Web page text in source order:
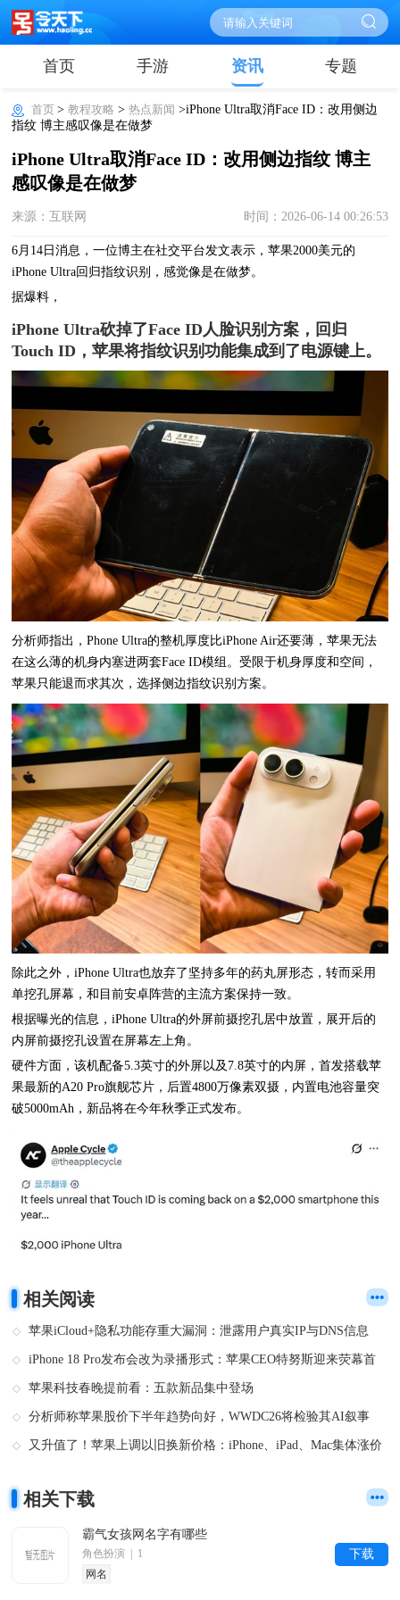
首页 手游 资讯 专题
首页>教程攻略 >热点新闻 >iPhone Ultra取消Face ID：改用侧边
指纹 博主感叹像是在做梦
iPhone Ultra取消Face ID：改用侧边指纹 博主
感叹像是在做梦
来源：互联网 时间：2026-06-14 00:26:53
6月14日消息，一位博主在社交平台发文表示，苹果2000美元的
iPhone Ultra回归指纹识别，感觉像是在做梦。
据爆料，
iPhone Ultra砍掉了Face ID人脸识别方案，回归
Touch ID，苹果将指纹识别功能集成到了电源键上。
分析师指出，Phone Ultra的整机厚度比iPhone Air还要薄，苹果无法
在这么薄的机身内塞进两套Face ID模组。受限于机身厚度和空间，
苹果只能退而求其次，选择侧边指纹识别方案。
除此之外，iPhone Ultra也放弃了坚持多年的药丸屏形态，转而采用
单挖孔屏幕，和目前安卓阵营的主流方案保持一致。
根据曝光的信息，iPhone Ultra的外屏前摄挖孔居中放置，展开后的
内屏前摄挖孔设置在屏幕左上角。
硬件方面，该机配备5.3英寸的外屏以及7.8英寸的内屏，首发搭载苹
果最新的A20 Pro旗舰芯片，后置4800万像素双摄，内置电池容量突
破5000mAh，新品将在今年秋季正式发布。
相关阅读
苹果iCloud+隐私功能存重大漏洞：泄露用户真实IP与DNS信息
iPhone 18 Pro发布会改为录播形式：苹果CEO特努斯迎来荧幕首
苹果科技春晚提前看：五款新品集中登场
分析师称苹果股价下半年趋势向好，WWDC26将检验其AI叙事
又升值了！苹果上调以旧换新价格：iPhone、iPad、Mac集体涨价
相关下载
霸气女孩网名字有哪些
角色扮演 | 1
网名
下载